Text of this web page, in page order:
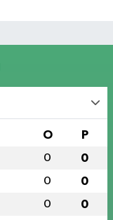
O P
0 0
0 0
0 0